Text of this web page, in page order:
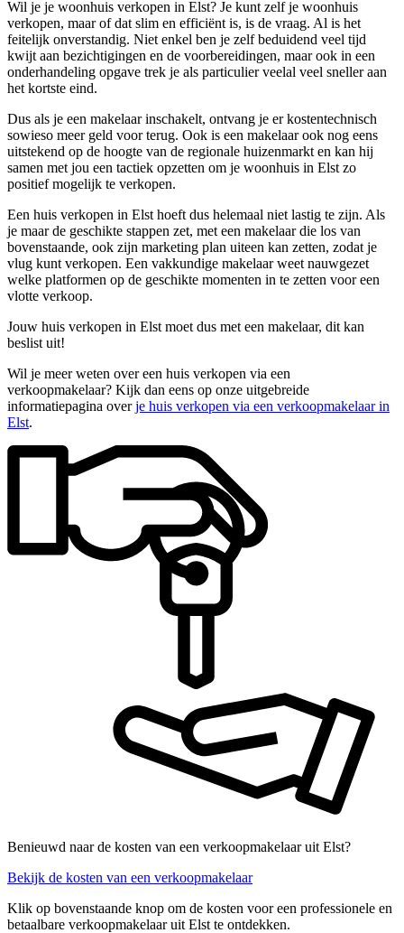
Wil je je woonhuis verkopen in Elst? Je kunt zelf je woonhuis
verkopen, maar of dat slim en efficiënt is, is de vraag. Al is het
feitelijk onverstandig. Niet enkel ben je zelf beduidend veel tijd
kwijt aan bezichtigingen en de voorbereidingen, maar ook in een
onderhandeling opgave trek je als particulier veelal veel sneller aan
het kortste eind.
Dus als je een makelaar inschakelt, ontvang je er kostentechnisch
sowieso meer geld voor terug. Ook is een makelaar ook nog eens
uitstekend op de hoogte van de regionale huizenmarkt en kan hij
samen met jou een tactiek opzetten om je woonhuis in Elst zo
positief mogelijk te verkopen.
Een huis verkopen in Elst hoeft dus helemaal niet lastig te zijn. Als
je maar de geschikte stappen zet, met een makelaar die los van
bovenstaande, ook zijn marketing plan uiteen kan zetten, zodat je
vlug kunt verkopen. Een vakkundige makelaar weet nauwgezet
welke platformen op de geschikte momenten in te zetten voor een
vlotte verkoop.
Jouw huis verkopen in Elst moet dus met een makelaar, dit kan
beslist uit!
Wil je meer weten over een huis verkopen via een
verkoopmakelaar? Kijk dan eens op onze uitgebreide
informatiepagina overje huis verkopen via een verkoopmakelaar in
Elst.
Benieuwd naar de kosten van een verkoopmakelaar uit Elst?
Bekijk de kosten van een verkoopmakelaar
Klik op bovenstaande knop om de kosten voor een professionele en
betaalbare verkoopmakelaar uit Elst te ontdekken.